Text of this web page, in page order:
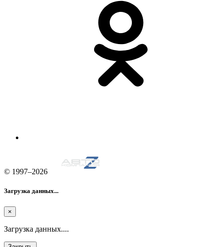
© 1997–2026
Загрузка данных...
×
Загрузка данных....